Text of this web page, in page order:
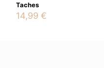
Taches
14,99 €